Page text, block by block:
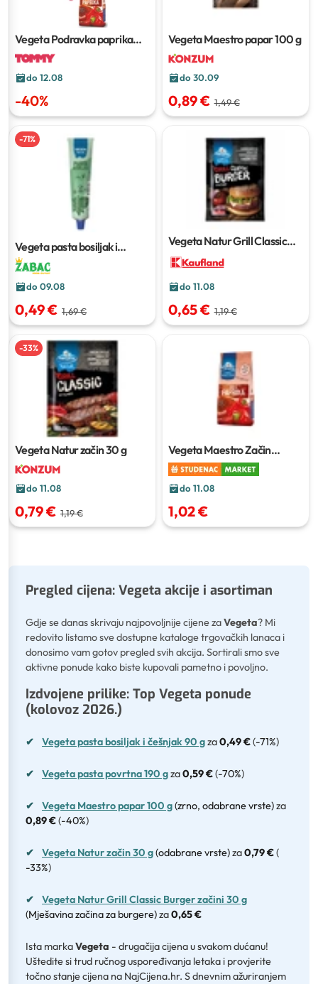
Vegeta Podravka paprika
začin
do 12.08
-40%
Vegeta Maestro papar100 g
do 30.09
0,89 € 1,49 €
-71%
Vegeta pasta bosiljak i
češnjak
do 09.08
0,49 € 1,69 €
Vegeta Natur Grill Classic
Burger začini
do 11.08
0,65 € 1,19 €
-33%
Vegeta Natur začin30 g
do 11.08
0,79 € 1,19 €
Vegeta Maestro Začin
Paprika100 g
do 11.08
1,02 €
Pregled cijena: Vegeta akcije i asortiman
Gdje se danas skrivaju najpovoljnije cijene zaVegeta? Mi
redovito listamo sve dostupne kataloge trgovačkih lanaca i
donosimo vam gotov pregled svih akcija. Sortirali smo sve
aktivne ponude kako biste kupovali pametno i povoljno.
Izdvojene prilike: Top Vegeta ponude
(kolovoz 2026.)
✔ Vegeta pasta bosiljak i češnjak 90 gza0,49 €(-71%)
✔ Vegeta pasta povrtna 190 gza0,59 €(-70%)
✔ Vegeta Maestro papar 100 g(zrno, odabrane vrste)za
0,89 €(-40%)
✔ Vegeta Natur začin 30 g(odabrane vrste)za0,79 €(
-33%)
✔
Vegeta Natur Grill Classic Burger začini 30 g
(Mješavina začina za burgere)za0,65 €
Ista markaVegeta - drugačija cijena u svakom dućanu!
Uštedite si trud ručnog uspoređivanja letaka i provjerite
točno stanje cijena na NajCijena.hr. S dnevnim ažuriranjem